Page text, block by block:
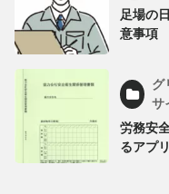
足場の
意事項
グ
サ
労務安
るアプ